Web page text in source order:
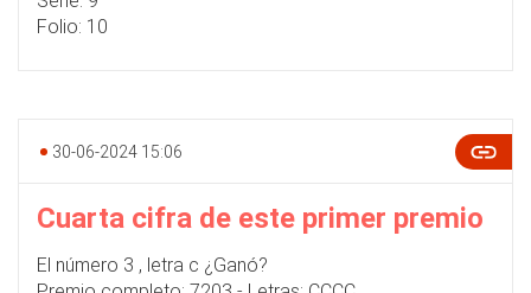
Folio: 10
30-06-2024 15:06
Cuarta cifra de este primer premio
El número 3 , letra c ¿Ganó?